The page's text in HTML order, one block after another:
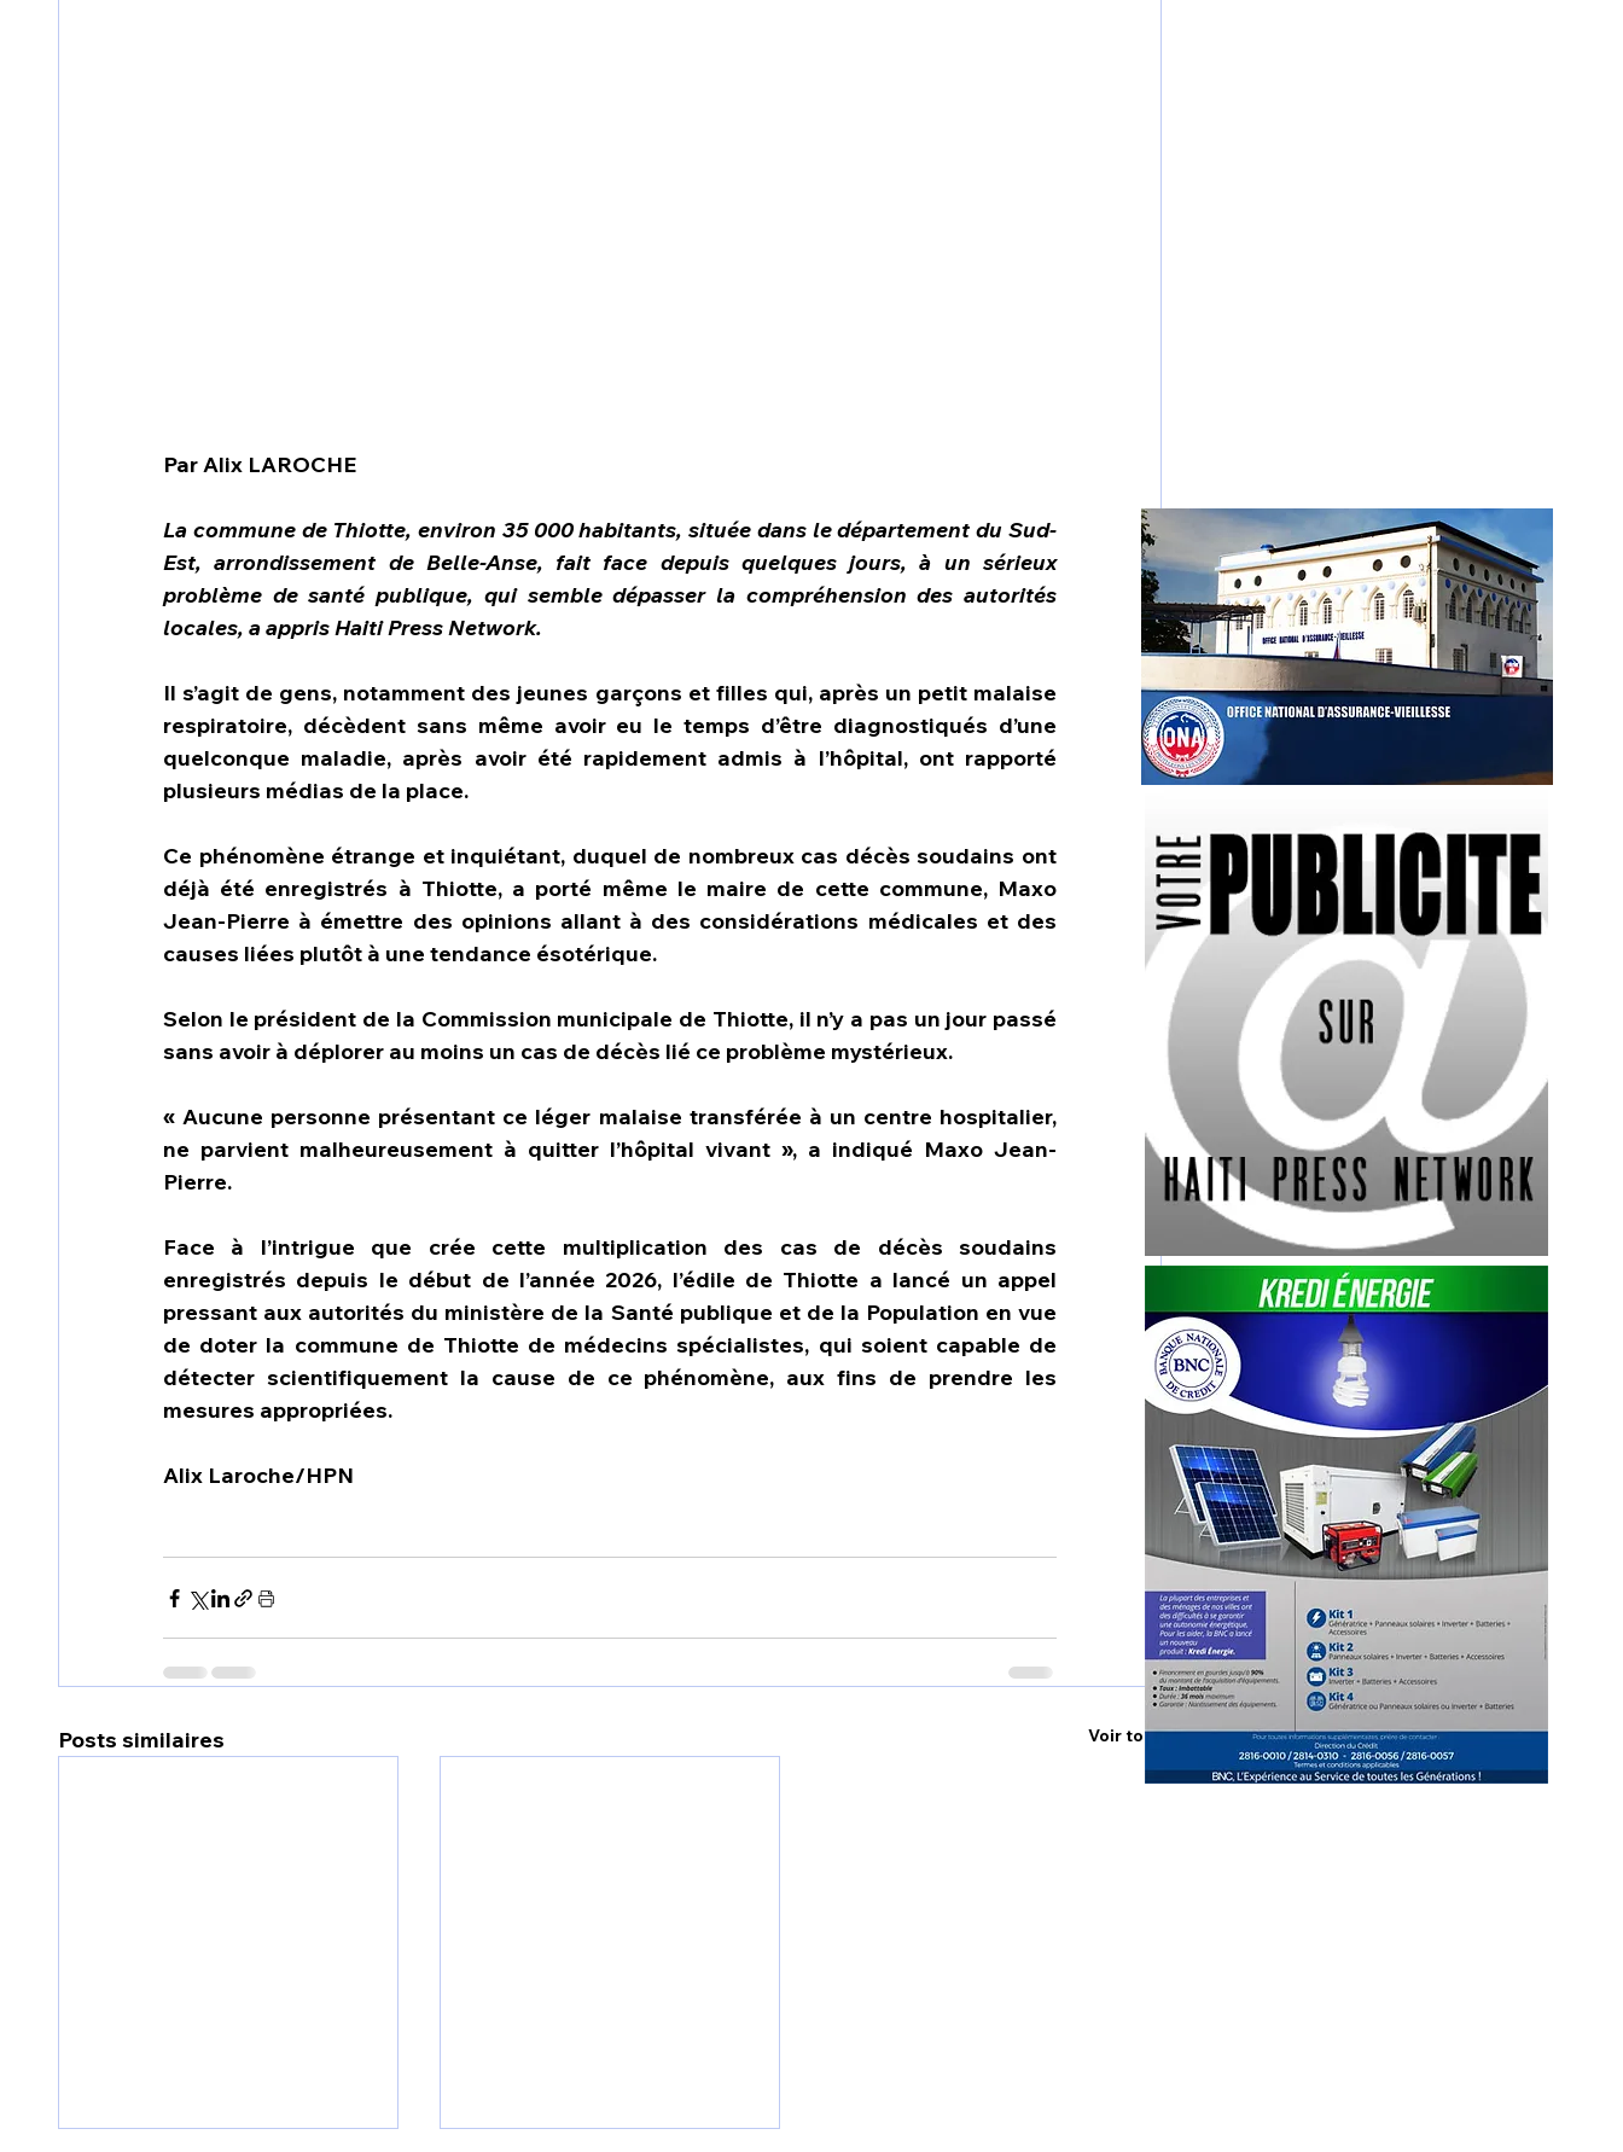
Par Alix LAROCHE
La commune de Thiotte, environ 35 000 habitants, située dans le département du Sud-
Est, arrondissement de Belle-Anse, fait face depuis quelques jours, à un sérieux
problème de santé publique, qui semble dépasser la compréhension des autorités
locales, a appris Haiti Press Network.
Il s’agit de gens, notamment des jeunes garçons et filles qui, après un petit malaise
respiratoire, décèdent sans même avoir eu le temps d’être diagnostiqués d’une
quelconque maladie, après avoir été rapidement admis à l’hôpital, ont rapporté
plusieurs médias de la place.
Ce phénomène étrange et inquiétant, duquel de nombreux cas décès soudains ont
déjà été enregistrés à Thiotte, a porté même le maire de cette commune, Maxo
Jean-Pierre à émettre des opinions allant à des considérations médicales et des
causes liées plutôt à une tendance ésotérique.
Selon le président de la Commission municipale de Thiotte, il n’y a pas un jour passé
sans avoir à déplorer au moins un cas de décès lié ce problème mystérieux.
« Aucune personne présentant ce léger malaise transférée à un centre hospitalier,
ne parvient malheureusement à quitter l’hôpital vivant », a indiqué Maxo Jean-
Pierre.
Face à l’intrigue que crée cette multiplication des cas de décès soudains
enregistrés depuis le début de l’année 2026, l’édile de Thiotte a lancé un appel
pressant aux autorités du ministère de la Santé publique et de la Population en vue
de doter la commune de Thiotte de médecins spécialistes, qui soient capable de
détecter scientifiquement la cause de ce phénomène, aux fins de prendre les
mesures appropriées.
Alix Laroche/HPN
Posts similaires Voir tout